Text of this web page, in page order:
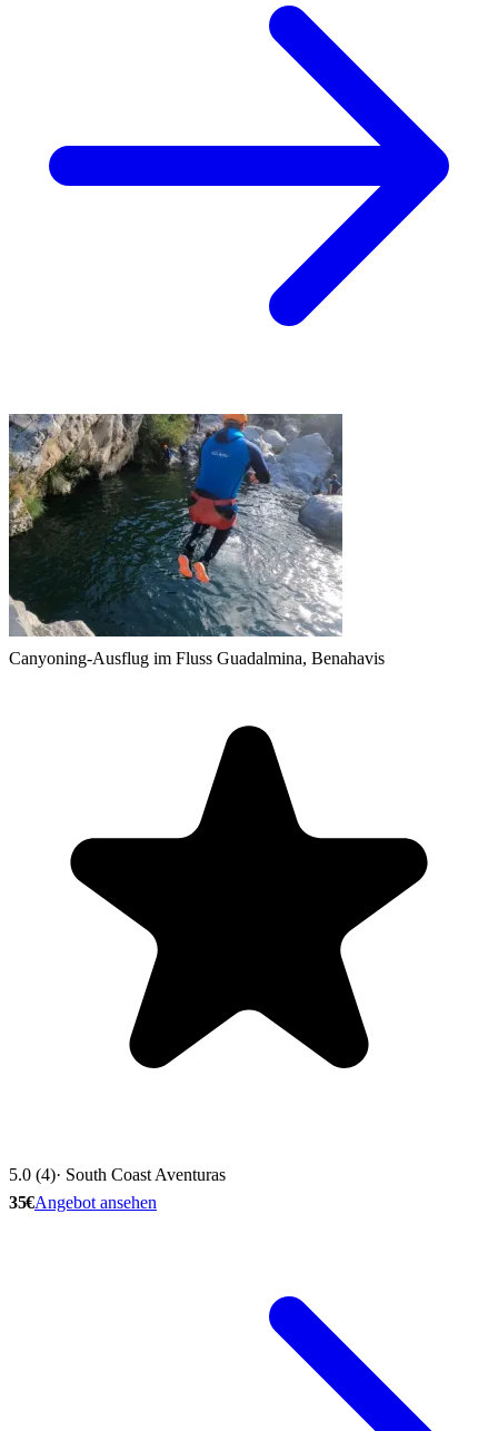
Canyoning-Ausflug im Fluss Guadalmina, Benahavis
5.0 (4)· South Coast Aventuras
35€Angebot ansehen